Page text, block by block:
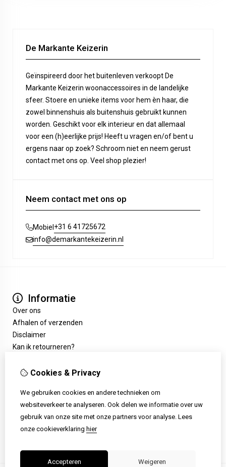
De Markante Keizerin
Geïnspireerd door het buitenleven verkoopt De
Markante Keizerin woonaccessoires in de landelijke
sfeer. Stoere en unieke items voor hem èn haar, die
zowel binnenshuis als buitenshuis gebruikt kunnen
worden. Geschikt voor elk interieur en dat allemaal
voor een (h)eerlijke prijs! Heeft u vragen en/of bent u
ergens naar op zoek? Schroom niet en neem gerust
contact met ons op. Veel shop plezier!
Neem contact met ons op
Mobiel +31 6 41725672
info@demarkantekeizerin.nl
Informatie
Over ons
Afhalen of verzenden
Disclaimer
Kan ik retourneren?
Cadeaubon
Klantenservice
Contact
Retourneren
Sitemap
Cookies & Privacy
We gebruiken cookies en andere technieken om
websiteverkeer te analyseren. Ook delen we informatie over uw
gebruik van onze site met onze partners voor analyse. Lees
onze cookieverklaring hier
Accepteren Weigeren